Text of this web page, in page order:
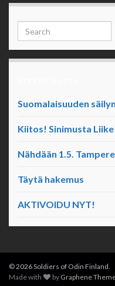
Search for:
Suomalaisuuden
Kiitos! Sinimusta
Nähdään 1.5.
Täytä hakemus
AKTIVOIDU NYT!
© 2026 Soldiers of Odin Finland.
Made with
by Graphene